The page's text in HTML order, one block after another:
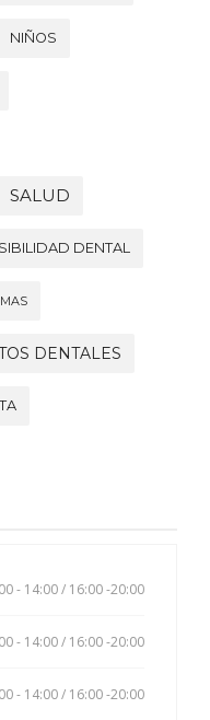
NIÑOS
SALUD
DENTAL
DENTALES
- 14:00 / 16:00 -20:00
- 14:00 / 16:00 -20:00
- 14:00 / 16:00 -20:00